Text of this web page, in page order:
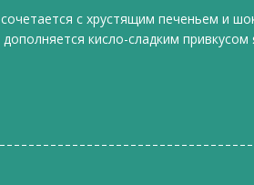
с хрустящим печеньем и
дополняется кисло-сладким